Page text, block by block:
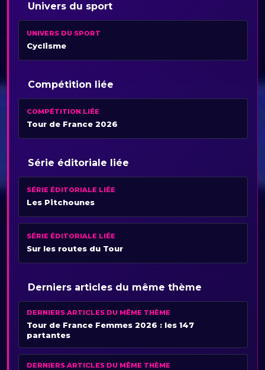
Univers du sport
UNIVERS DU SPORT
Cyclisme
Compétition liée
COMPÉTITION LIÉE
Tour de France 2026
Série éditoriale liée
SÉRIE ÉDITORIALE LIÉE
Les Pitchounes
SÉRIE ÉDITORIALE LIÉE
Sur les routes du Tour
Derniers articles du même thème
DERNIERS ARTICLES DU MÊME THÈME
Tour de France Femmes 2026 : les 147
partantes
DERNIERS ARTICLES DU MÊME THÈME